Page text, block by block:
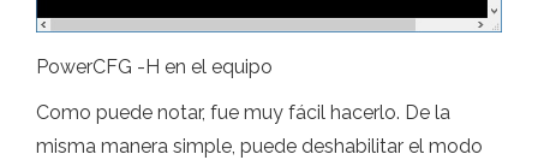
PowerCFG -H en el equipo
Como puede notar, fue muy fácil hacerlo. De la
misma manera simple, puede deshabilitar el modo